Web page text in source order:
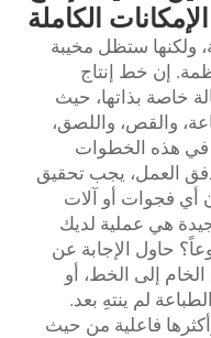
الكاملة
ولكنها ستظل مخيبة
إن خط إنتاج
خاصة بذاتها، حيث
والقص، واللصق،
في هذه الخطوات
العمل، يجب تحقيق
أي فجوات أو آلات
هي عملية لديك
حاول الإجابة عن
إلى الخط، أو
لم ينتهِ بعد.
فاعلية من حيث